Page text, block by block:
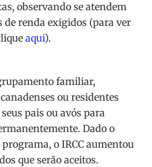
observando se atendem
renda exigidos (para ver
aqui).
familiar,
ou residentes
pais ou avós para
Dado o
o IRCC aumentou
que serão aceitos.